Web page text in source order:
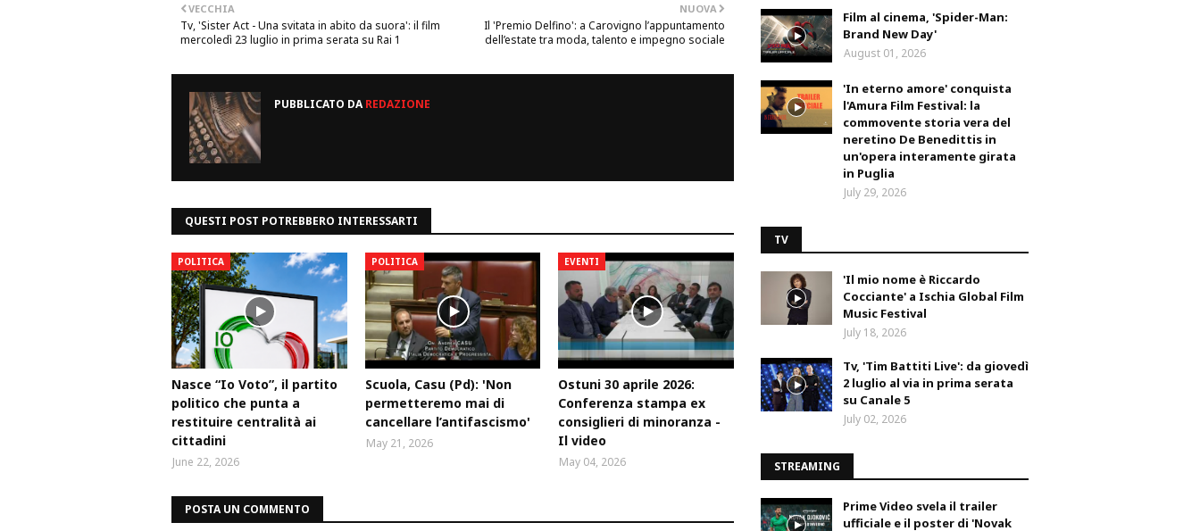
NUOVA
Il 'Premio Delfino': a Carovigno l’appuntamento
dell’estate tra moda, talento e impegno sociale
VECCHIA
Tv, 'Sister Act - Una svitata in abito da suora': il film
mercoledì 23 luglio in prima serata su Rai 1
PUBBLICATO DAREDAZIONE
QUESTI POST POTREBBERO INTERESSARTI
POLITICA
Nasce “Io Voto”, il partito
politico che punta a
restituire centralità ai
cittadini
June 22, 2026
POLITICA
Scuola, Casu (Pd): 'Non
permetteremo mai di
cancellare l’antifascismo'
May 21, 2026
EVENTI
Ostuni 30 aprile 2026:
Conferenza stampa ex
consiglieri di minoranza -
Il video
May 04, 2026
POSTA UN COMMENTO
Film al cinema, 'Spider-Man:
Brand New Day'
August 01, 2026
'In eterno amore' conquista
l'Amura Film Festival: la
commovente storia vera del
neretino De Benedittis in
un'opera interamente girata
in Puglia
July 29, 2026
TV
'Il mio nome è Riccardo
Cocciante' a Ischia Global Film
Music Festival
July 18, 2026
Tv, 'Tim Battiti Live': da giovedì
2 luglio al via in prima serata
su Canale 5
July 02, 2026
STREAMING
Prime Video svela il trailer
ufficiale e il poster di 'Novak